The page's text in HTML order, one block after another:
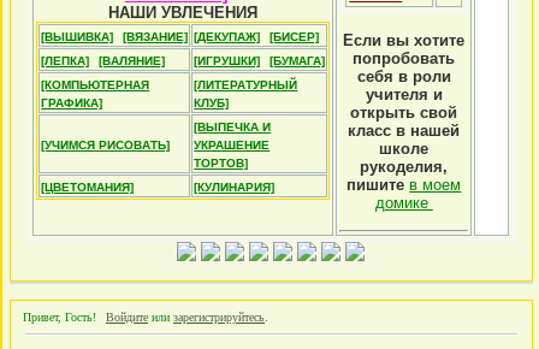
НАШИ УВЛЕЧЕНИЯ
[ВЫШИВКА] [ВЯЗАНИЕ] [ДЕКУПАЖ]
[БИСЕР]
[ЛЕПКА]
[ВАЛЯНИЕ] [ИГРУШКИ]
[БУМАГА]
[КОМПЬЮТЕРНАЯ
ГРАФИКА]
[ЛИТЕРАТУРНЫЙ
КЛУБ]
[УЧИМСЯ РИСОВАТЬ]
[ВЫПЕЧКА И
УКРАШЕНИЕ
ТОРТОВ]
[ЦВЕТОМАНИЯ]
[КУЛИНАРИЯ]
Если вы хотите
попробовать
себя в роли
учителя и
открыть свой
класс в нашей
школе
рукоделия,
пишите в моем
домике
Привет, Гость! Войдите или зарегистрируйтесь